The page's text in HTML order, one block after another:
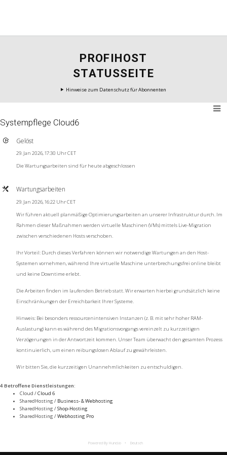
PROFIHOST
STATUSSEITE
Hinweise zum Datenschutz für Abonnenten
Systempflege Cloud6
Gelöst
29. Jan 2026, 17:30 Uhr CET
Die Wartungsarbeiten sind für heute abgeschlossen
Wartungsarbeiten
29. Jan 2026, 16:22 Uhr CET
Wir führen aktuell planmäßige Optimierungsarbeiten an unserer Infrastruktur durch. Im
Rahmen dieser Maßnahmen werden virtuelle Maschinen (VMs) mittels Live-Migration
zwischen verschiedenen Hosts verschoben.
Ihr Vorteil: Durch dieses Verfahren können wir notwendige Wartungen an den Host-
Systemen vornehmen, während Ihre virtuelle Maschine unterbrechungsfrei online bleibt
und keine Downtime erlebt.
Die Arbeiten finden im laufenden Betrieb statt. Wir erwarten hierbei grundsätzlich keine
Einschränkungen der Erreichbarkeit Ihrer Systeme.
Hinweis: Bei besonders ressourcenintensiven Instanzen (z. B. mit sehr hoher RAM-
Auslastung) kann es während des Migrationsvorgangs vereinzelt zu kurzzeitigen
Verzögerungen in der Antwortzeit kommen. Unser Team überwacht den gesamten Prozess
kontinuierlich, um einen reibungslosen Ablauf zu gewährleisten.
Wir bitten Sie, die kurzzeitigen Unannehmlichkeiten zu entschuldigen.
4 Betroffene Dienstleistungen:
Cloud /Cloud 6
SharedHosting / Business- & Webhosting
SharedHosting /Shop-Hosting
SharedHosting /Webhosting Pro
Powered By Hund.io Deutsch